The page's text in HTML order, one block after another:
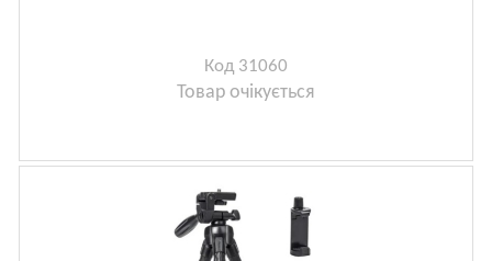
Код 31060
Товар очікується